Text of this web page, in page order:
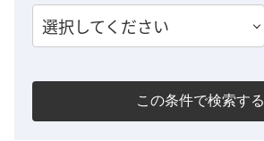
選択してください
この条件で検索する